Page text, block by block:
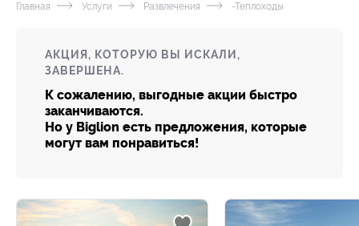
Главная Услуги Развлечения -Теплоходы
АКЦИЯ, КОТОРУЮ ВЫ ИСКАЛИ,
ЗАВЕРШЕНА.
К сожалению, выгодные акции быстро
заканчиваются.
Но у Biglion есть предложения, которые
могут вам понравиться!